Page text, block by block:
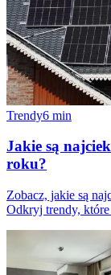
Trendy6 min
Jakie są
roku?
Zobacz, jakie są
Odkryj trendy, które